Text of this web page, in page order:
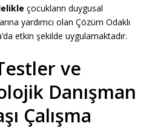
çocukların duygusal
yardımcı olan Çözüm Odaklı
etkin şekilde uygulamaktadır.
ve
Danışman
Çalışma